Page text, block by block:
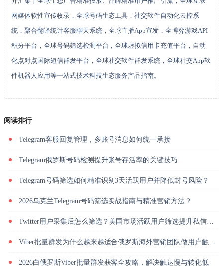
网媒体软性宣传收录，全球号码生态工具，社交软件自动化云控系
统，聚合翻译统计客服聊天系统，全球直播App宣发，全博弈游戏API
积分平台，全球号码筛选检测平台，全球虚拟信用卡充值平台，自动
化点对点国际短信群发平台，全球社交软件群发系统，全球社交App软
件机器人应用等一站式技术科技生态服务产品指南。
阅读排行
Telegram客服回复管理，多账号消息如何统一承接
Telegram俄罗斯号码检测提升账号存活率的关键技巧
Telegram号码筛选如何精准识别3天活跃用户并降低封号风险？
2026乌克兰Telegram号码筛选实战指南与精准营销方法？
Twitter用户采集后怎么筛选？美国市场活跃用户筛选提升私信回复率
Viber批量群发为什么越来越适合俄罗斯海外营销团队做用户触达？
2026白俄罗斯Viber批量群发获客全攻略，解决触达慢与转化低